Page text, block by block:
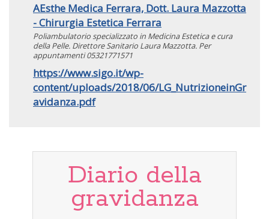
AEsthe Medica Ferrara, Dott. Laura Mazzotta
- Chirurgia Estetica Ferrara
Poliambulatorio specializzato in Medicina Estetica e cura
della Pelle. Direttore Sanitario Laura Mazzotta. Per
appuntamenti 05321771571
https://www.sigo.it/wp-
content/uploads/2018/06/LG_NutrizioneinGr
avidanza.pdf
Diario della
gravidanza